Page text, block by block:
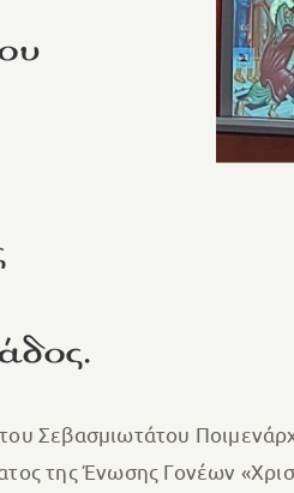
Σεβασμιωτάτου
της Ένωσης Γονέων